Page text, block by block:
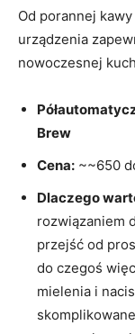
Od porannej
urządzenia
nowoczesnej
Brew
Cena: ~~650
Dlaczego
rozwiązaniem
przejść od
do czegoś
mielenia i